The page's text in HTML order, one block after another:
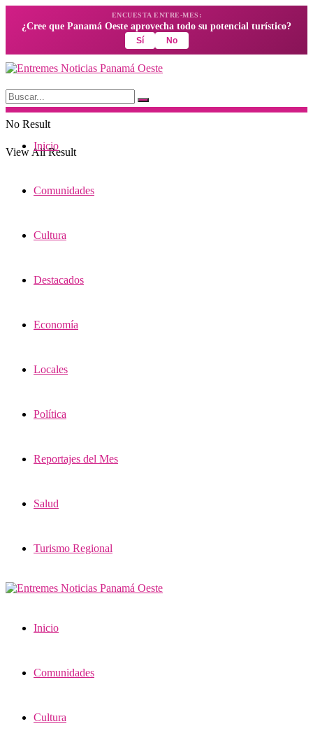
ENCUESTA ENTRE-MES:
¿Cree que Panamá Oeste aprovecha todo su potencial turístico?
Sí No
No Result
View All Result
Inicio
Comunidades
Cultura
Destacados
Economía
Locales
Política
Reportajes del Mes
Salud
Turismo Regional
Inicio
Comunidades
Cultura